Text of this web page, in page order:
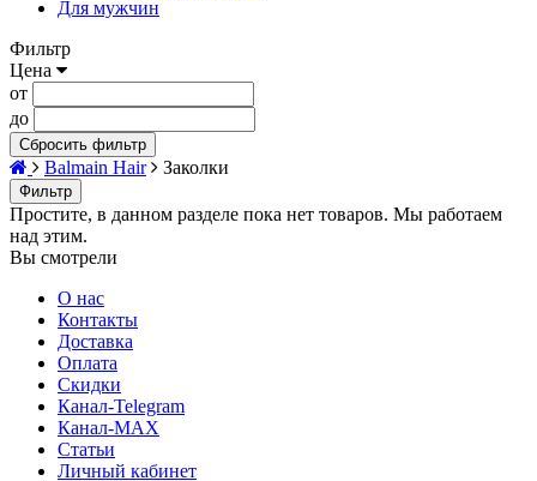
Для мужчин
Фильтр
Цена
от
до
Сбросить фильтр
Balmain Hair Заколки
Фильтр
Простите, в данном разделе пока нет товаров. Мы работаем
над этим.
Вы смотрели
О нас
Контакты
Доставка
Оплата
Скидки
Канал-Telegram
Канал-МAX
Статьи
Личный кабинет